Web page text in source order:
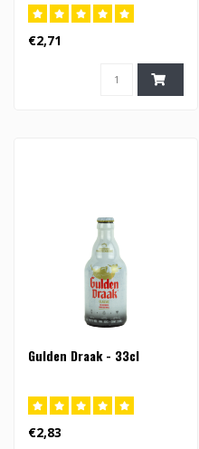
€2,71
Gulden Draak - 33cl
€2,83